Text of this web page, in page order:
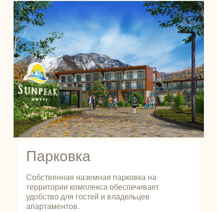
Парковка
Собственная наземная парковка на
территории комплекса обеспечивает
удобство для гостей и владельцев
апартаментов.